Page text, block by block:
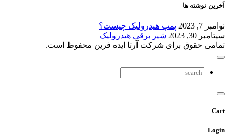
آخرین نوشته ها
نوامبر 7, 2023
پمپ هیدرولیک چیست؟
سپتامبر 30, 2023
شیر برقی هیدرولیک
تمامی حقوق برای شرکت آرتا ایده فرین محفوظ است.
Cart
Login